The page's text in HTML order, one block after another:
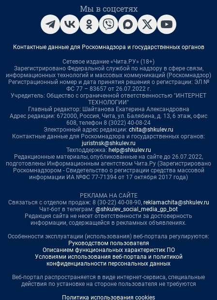
Мы в соцсетях
Контактные данные для Роскомнадзора и государственных органов
Сетевое издание «Чита.РУ» (18+)
Зарегистрировано Федеральной службой по надзору в сфере связи,
информационных технологий и массовых коммуникаций (Роскомнадзор)
Регистрационный номер и дата принятия решения о регистрации: ЭЛ №
ФС 77 – 83657 от 26.07.2022 г.
Учредитель: Общество с ограниченной ответственностью "ИНТЕРНЕТ
ТЕХНОЛОГИИ"
Главный редактор: Шайтанова Екатерина Александровна
Адрес редакции: 672000, Россия, Чита, ул. Балябина, д. 13, 6 этаж, офис
608, телефон 8 (3022) 40-08-24
Электронный адрес редакции: chita@shkulev.ru
Контактные данные для Роскомнадзора и государственных органов:
juristnsk@shkulev.ru
Техподдержка: help@shkulev.ru
Редакционные материалы, опубликованные на сайте до 26.07.2022,
подготовлены Информационным агентством Чита.Ру (Зарегистрировано
Роскомнадзором - Свидетельство о регистрации средства массовой
информации ИА №ФС 77-71394 от 17 октября 2017 года)
РЕКЛАМА НА САЙТЕ
Связаться с отделом продаж: 8 (30-22) 40-08-90, reklamachita@shkulev.ru
Чат-бот в телеграм: @shkulev_social_media_gp_bot
Редакция сайта не несет ответственности за достоверность
информации, содержащейся в рекламных объявлениях.
Особенности эксплуатации (использования) веб-портала регулируются:
Руководством пользователя
Описанием функциональных характеристик ПО
Условиями использования веб-портала и политикой
конфиденциальности персональных данных
Веб-портал распространяется в виде интернет-сервиса, специальные
действия по установке на стороне пользователя не требуются
Политика использования cookies